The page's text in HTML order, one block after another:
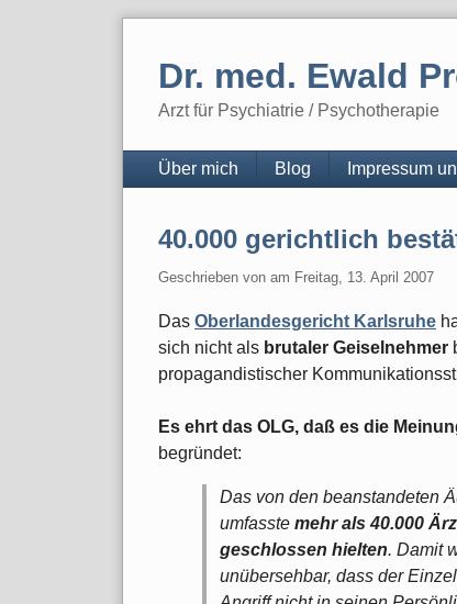
Dr. med. Ewald
Arzt für Psychiatrie / Psychotherapie
Navigation
Über mich Blog Impressum
40.000 gerichtlich
Geschrieben von am Freitag, 13. April 2007
Das Oberlandesgericht Karlsruhe
sich nicht als brutaler Geiselnehmer
propagandistischer
Es ehrt das OLG, daß es die
begründet:
Das von den beanstandeten
umfasste mehr als 40.000
geschlossen hielten. Damit
unübersehbar, dass der